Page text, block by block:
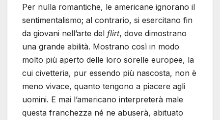
Per nulla romantiche, le americane ignorano il
sentimentalismo; al contrario, si esercitano fin
da giovani nell’arte del flirt, dove dimostrano
una grande abilità. Mostrano così in modo
molto più aperto delle loro sorelle europee, la
cui civetteria, pur essendo più nascosta, non è
meno vivace, quanto tengono a piacere agli
uomini. E mai l’americano interpreterà male
questa franchezza né ne abuserà, abituato